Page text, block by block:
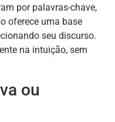
por palavras-chave,
oferece uma base
seu discurso.
na intuição, sem
ou